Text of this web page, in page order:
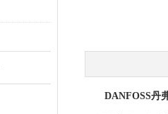
DANFOSS丹